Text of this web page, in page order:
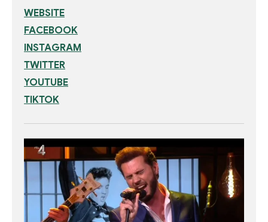
WEBSITE
FACEBOOK
INSTAGRAM
TWITTER
YOUTUBE
TIKTOK